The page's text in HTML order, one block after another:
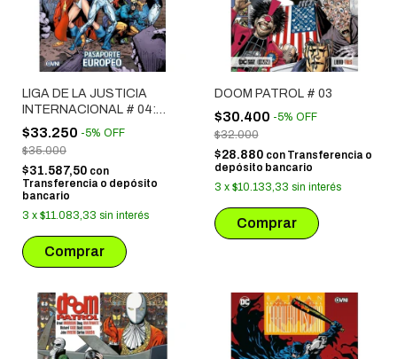
LIGA DE LA JUSTICIA
INTERNACIONAL # 04:
PASAPORTE EUROPEO
$33.250 -5% OFF
$35.000
$31.587,50 con
Transferencia o depósito
bancario
3 x $11.083,33 sin interés
DOOM PATROL # 03
$30.400 -5% OFF
$32.000
$28.880 con Transferencia o
depósito bancario
3 x $10.133,33 sin interés